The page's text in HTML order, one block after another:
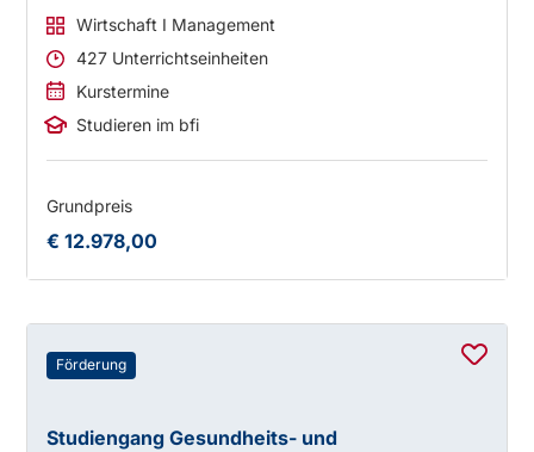
Wirtschaft I Management
427 Unterrichtseinheiten
Kurstermine
Studieren im bfi
Grundpreis
€ 12.978,00
Förderung
Studiengang Gesundheits- und